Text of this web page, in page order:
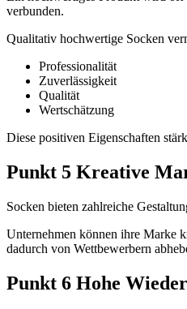
verbunden.
Qualitativ hochwertige Socken
Professionalität
Zuverlässigkeit
Qualität
Wertschätzung
Diese positiven Eigenschaften
Punkt 5 Kreative
Socken bieten zahlreiche
Unternehmen können ihre Marke
dadurch von Wettbewerbern
Punkt 6 Hohe